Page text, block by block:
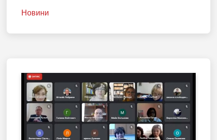
Новини